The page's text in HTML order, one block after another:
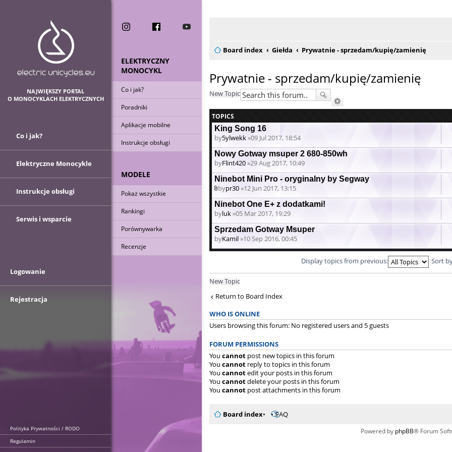
Board index Giełda Prywatnie - sprzedam/kupię/zamienię
Prywatnie - sprzedam/kupię/zamienię
New Topic
TOPICS
King Song 16
by5ylwekk»09 Jul 2017, 18:54
Nowy Gotway msuper 2 680-850wh
byFlint420»29 Aug 2017, 10:49
Ninebot Mini Pro - oryginalny by Segway
Attachment(s)
bypr30»12 Jun 2017, 13:15
Ninebot One E+ z dodatkami!
byluk»05 Mar 2017, 19:29
Sprzedam Gotway Msuper
byKamil»10 Sep 2016, 00:45
Display topics from previous: Sort
New Topic
Return to Board Index
WHO IS ONLINE
Users browsing this forum: No registered users and 5 guests
FORUM PERMISSIONS
You cannot post new topics in this forum
You cannot reply to topics in this forum
You cannotedit your posts in this forum
You cannotdelete your posts in this forum
You cannot post attachments in this forum
Board index FAQ
Powered by phpBB® Forum
ELEKTRYCZNY
MONOCYKL
Co i jak?
Poradniki
Aplikacje mobilne
Instrukcje obsługi
MODELE
Pokaż wszystkie
Rankingi
Porównywarka
Recenzje
NAJWIĘKSZY PORTAL
O MONOCYKLACH ELEKTRYCZNYCH
Co i jak?
Elektryczne Monocykle
Instrukcje obsługi
Serwis i wsparcie
Logowanie
Rejestracja
Polityka Prywatności / RODO
Regulamin